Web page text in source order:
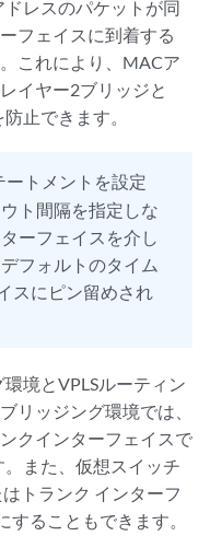
レスのパケットが同
フェイスに到着する
これにより、MACア
イヤー2ブリッジと
止できます。
ートメントを設定
ト間隔を指定しな
ーフェイスを介し
フォルトのタイム
スにピン留めされ
境とVPLSルーティン
リッジング環境では、
クインターフェイスで
また、仮想スイッチ
トランク インターフ
することもできます。